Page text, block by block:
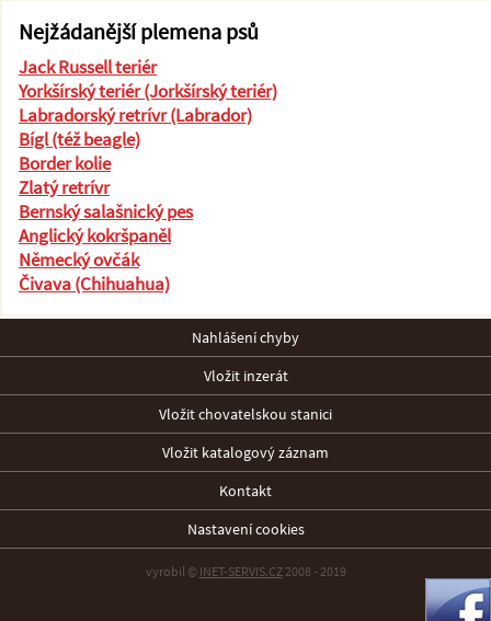
Nejžádanější plemena psů
Jack Russell teriér
Yorkšírský teriér (Jorkšírský teriér)
Labradorský retrívr (Labrador)
Bígl (též beagle)
Border kolie
Zlatý retrívr
Bernský salašnický pes
Anglický kokršpaněl
Německý ovčák
Čivava (Chihuahua)
Nahlášení chyby
Vložit inzerát
Vložit chovatelskou stanici
Vložit katalogový záznam
Kontakt
Nastavení cookies
vyrobil © INET-SERVIS.CZ2008 - 2019